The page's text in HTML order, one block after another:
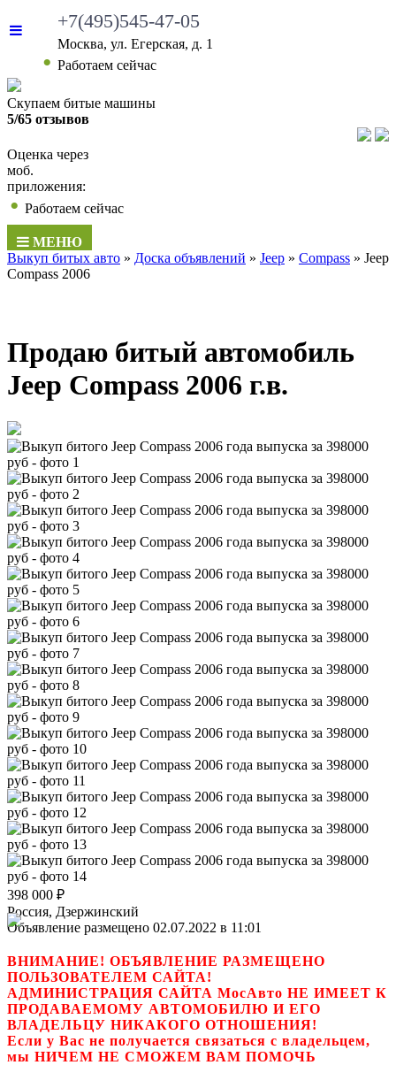
+7(495)545-47-05
Москва, ул. Егерская, д. 1
• Работаем сейчас
Скупаем битые машины
5/65 отзывов
Оценка через
моб.
приложения:
• Работаем сейчас
МЕНЮ
Выкуп битых авто » Доска объявлений » Jeep » Compass » Jeep
Compass 2006
Продаю битый автомобиль
Jeep Compass 2006 г.в.
398 000 ₽
Россия, Дзержинский
Объявление размещено 02.07.2022 в 11:01
ВНИМАНИЕ! ОБЪЯВЛЕНИЕ РАЗМЕЩЕНО
ПОЛЬЗОВАТЕЛЕМ САЙТА!
АДМИНИСТРАЦИЯ САЙТА МосАвто НЕ ИМЕЕТ К
ПРОДАВАЕМОМУ АВТОМОБИЛЮ И ЕГО
ВЛАДЕЛЬЦУ НИКАКОГО ОТНОШЕНИЯ!
Если у Вас не получается связаться с владельцем,
мы НИЧЕМ НЕ СМОЖЕМ ВАМ ПОМОЧЬ